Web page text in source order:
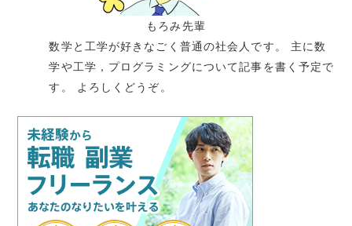
もろみ先輩
数学と工学が好きなごく普通の社会人です。 主に数
学や工学，プログラミングについて記事を書く予定で
す。 よろしくどうぞ。